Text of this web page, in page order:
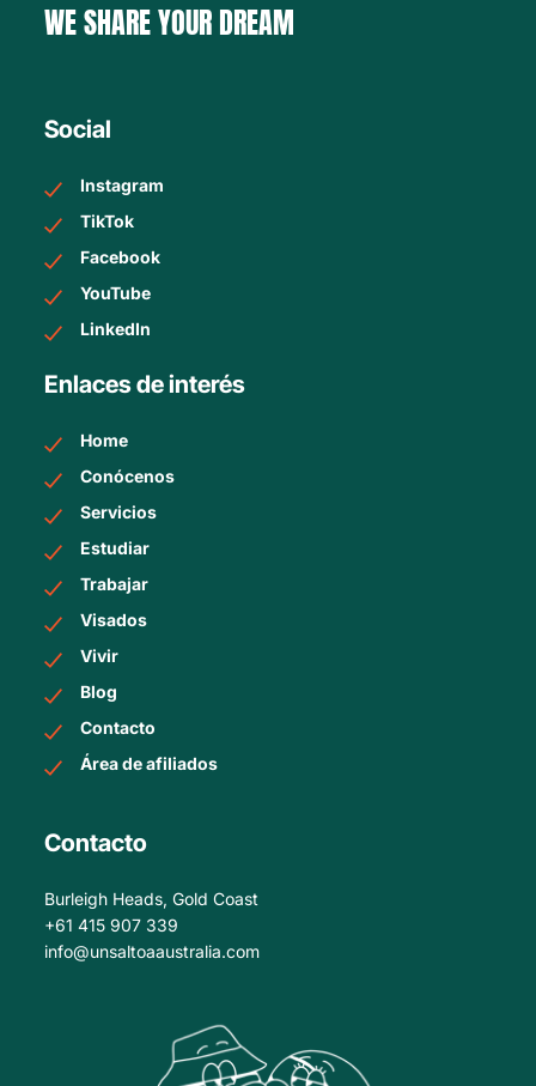
WE SHARE YOUR DREAM
Social
Instagram
TikTok
Facebook
YouTube
LinkedIn
Enlaces de interés
Home
Conócenos
Servicios
Estudiar
Trabajar
Visados
Vivir
Blog
Contacto
Área de afiliados
Contacto
Burleigh Heads, Gold Coast
+61 415 907 339
info@unsaltoaaustralia.com